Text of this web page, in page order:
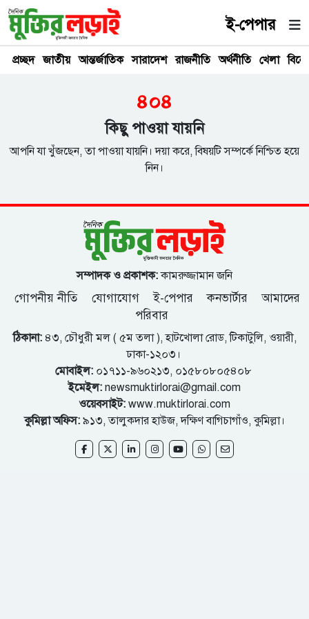
ই-পেপার
প্রচ্ছদ জাতীয় আন্তর্জাতিক সারাদেশ রাজনীতি অর্থনীতি খেলা
৪০৪
কিছু পাওয়া যায়নি
আপনি যা খুঁজছেন, তা পাওয়া যায়নি। দয়া করে, বিষয়টি সম্পর্কে নিশ্চিত হয়ে
নিন।
সম্পাদক ও প্রকাশক:কামরুজ্জামান জনি
গোপনীয় নীতি যোগাযোগ ই-পেপার কনভার্টার
আমাদের
পরিবার
ঠিকানা:৪৩, চৌধুরী মল ( ৫ম তলা ), হাটখোলা রোড, টিকাটুলি, ওয়ারী,
ঢাকা-১২০৩।
মোবাইল:০১৭১১-৯৬০২১৩, ০১৫৮০৮০৫৪০৮
ইমেইল: newsmuktirlorai@gmail.com
ওয়েবসাইট: www.muktirlorai.com
কুমিল্লা অফিস: ৯১৩, তালুকদার হাউজ, দক্ষিণ বাগিচাগাঁও, কুমিল্লা।